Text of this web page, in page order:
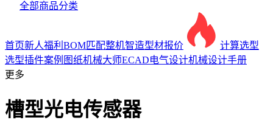
全部商品分类
首页新人福利 BOM匹配整机智造型材报价
计算选型
选型插件案例图纸机械大师ECAD电气设计机械设计手册
更多
槽型光电传感器